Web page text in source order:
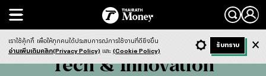
Search
Tech & Innovation Tech Companies
Tech & Innovation
- ก + ก Dark ฟังข่าว
เราใช้คุ้กกี้ เพื่อให้ทุกคนได้ประสบการณ์การใช้งานที่ดียิ่งขึ้น
อ่านเพิ่มเติมคลิก(Privacy Policy) และ (Cookie Policy)
รับทราบ